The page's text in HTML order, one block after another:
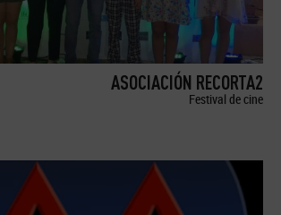
ASOCIACIÓN RECORTA2
Festival de cine